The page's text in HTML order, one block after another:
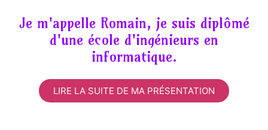
Je m'appelle Romain, je suis diplômé
d'une école d'ingénieurs en
informatique.
LIRE LA SUITE DE MA PRÉSENTATION